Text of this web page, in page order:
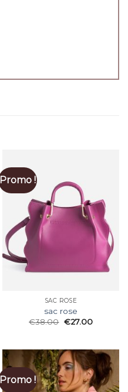
Promo !
SAC ROSE
sac rose
€38.00 €27.00
Promo !